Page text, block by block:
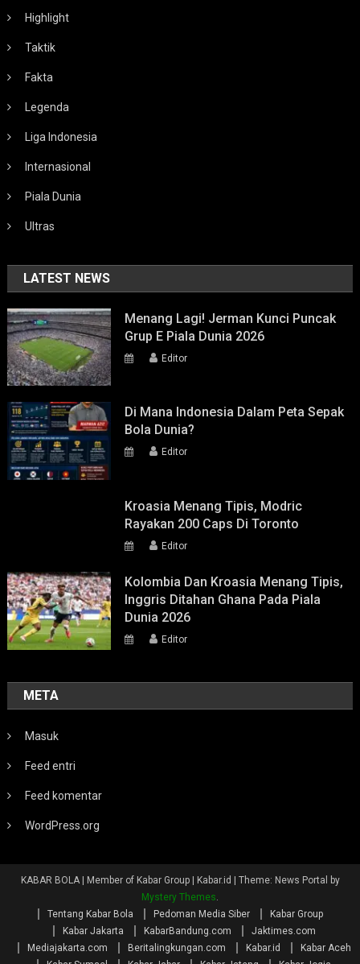
Highlight
Taktik
Fakta
Legenda
Liga Indonesia
Internasional
Piala Dunia
Ultras
LATEST NEWS
Menang Lagi! Jerman Kunci Puncak
Grup E Piala Dunia 2026
Editor
Di Mana Indonesia Dalam Peta Sepak
Bola Dunia?
Editor
Kroasia Menang Tipis, Modric
Rayakan 200 Caps Di Toronto
Editor
Kolombia Dan Kroasia Menang Tipis,
Inggris Ditahan Ghana Pada Piala
Dunia 2026
Editor
META
Masuk
Feed entri
Feed komentar
WordPress.org
KABAR BOLA | Member of Kabar Group | Kabar.id | Theme: News Portal by
Mystery Themes
Tentang Kabar Bola
Pedoman Media Siber
Kabar Group
Kabar Jakarta
KabarBandung.com
Jaktimes.com
Mediajakarta.com
Beritalingkungan.com Kabar.id
Kabar Aceh